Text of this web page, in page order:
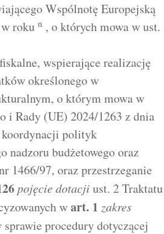
Wspólnotę Europejską
roku n , o których mowa w ust.
wspierające realizację
określonego w
o którym mowa w
i Rady (UE) 2024/1263 z dnia
koordynacji polityk
nadzoru budżetowego oraz
1466/97, oraz przestrzeganie
pojęcie dotacjiust. 2 Traktatu
wart. 1 zakres
procedury dotyczącej